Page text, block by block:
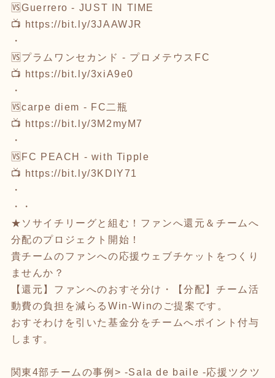
🆚Guerrero - JUST IN TIME
📺 https://bit.ly/3JAAWJR
・
🆚プラムワンセカンド - プロメテウスFC
📺 https://bit.ly/3xiA9e0
・
🆚carpe diem - FC二瓶
📺 https://bit.ly/3M2myM7
・
🆚FC PEACH - with Tipple
📺 https://bit.ly/3KDlY71
・
・・
★ソサイチリーグと組む！ファンへ還元＆チームへ
分配のプロジェクト開始！
貴チームのファンへの応援ウェブチケットをつくり
ませんか？
【還元】ファンへのおすそ分け・【分配】チーム活
動費の負担を減らるWin-Winのご提案です。
おすそわけを引いた基金分をチームへポイント付与
します。
関東4部チームの事例> -Sala de baile -応援ツクツ